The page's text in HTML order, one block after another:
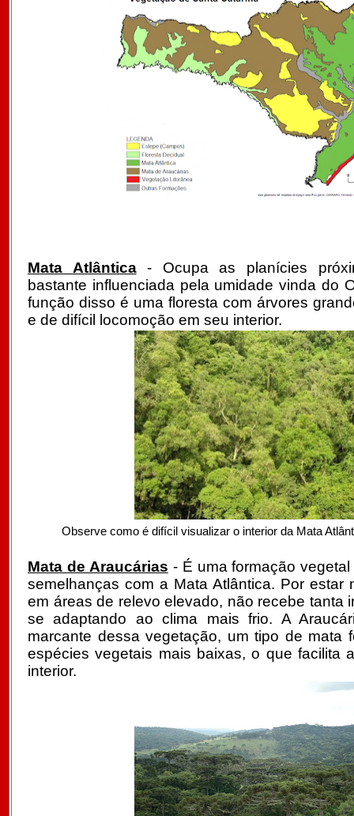
Mata Atlântica- Ocupa as planícies
bastante influenciada pela umidade vinda do
função disso é uma floresta com árvores
e de difícil locomoção em seu interior.
Observe como é difícil visualizar o interior da Mata
Mata de Araucárias - É uma formação
semelhanças com a Mata Atlântica. Por estar
em áreas de relevo elevado, não recebe tanta
se adaptando ao clima mais frio. A
marcante dessa vegetação, um tipo de mata
espécies vegetais mais baixas, o que facilita
interior.